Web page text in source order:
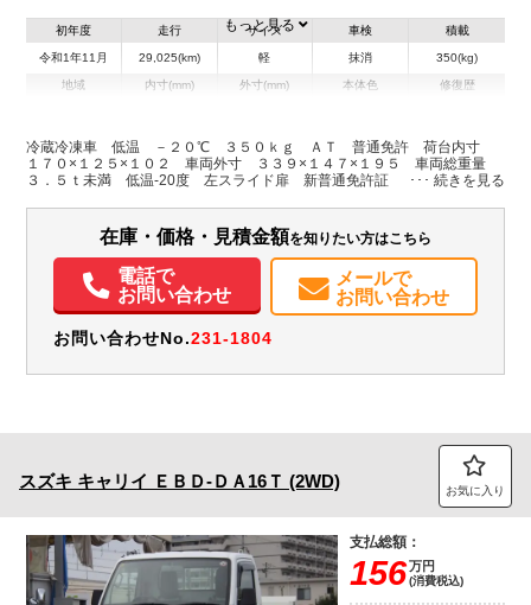
初年度
令和1年11月
走行
29,025(km)
サイズ
軽
車検
抹消
積載
350(kg)
地域 内寸(mm)
H:1,020
外寸(mm)
H:1,950
本体色 修復歴
装備情報
パワステ
もっと見る
冷蔵冷凍車 低温 －２０℃ ３５０ｋｇ ＡＴ 普通免許 荷台内寸
１７０×１２５×１０２ 車両外寸 ３３９×１４７×１９５ 車両総重量
３．５ｔ未満 低温-20度 左スライド扉 新普通免許証 ８ナンバー エ
在庫・価格・見積金額を知りたい方はこちら
電話で
お問い合わせ
メールで
お問い合わせ
お問い合わせNo.231-1804
スズキ キャリイ ＥＢＤ-ＤＡ16Ｔ (2WD) お気に入り
支払総額：
156万円
(消費税込)